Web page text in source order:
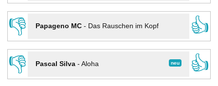
👎
Papageno MC- Das Rauschen im Kopf
👍
👎
neu
Pascal Silva- Aloha
👍